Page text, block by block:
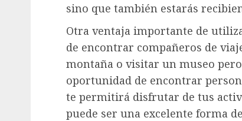
sino que también estarás
Otra ventaja importante de
de encontrar compañeros de
montaña o visitar un museo
oportunidad de encontrar
te permitirá disfrutar de tus
puede ser una excelente forma